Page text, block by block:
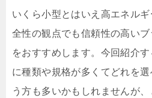
いくら小型とはいえ高エネル
全性の観点でも信頼性の高い
をおすすめします。今回紹介
に種類や規格が多くてどれを
う方も多いかもしれませんが